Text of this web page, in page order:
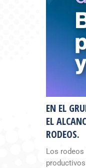
EN EL
EL
RODEOS.
Los rodeos